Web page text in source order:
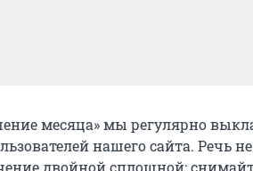
месяца» мы регулярно
нашего сайта. Речь
двойной сплошной: